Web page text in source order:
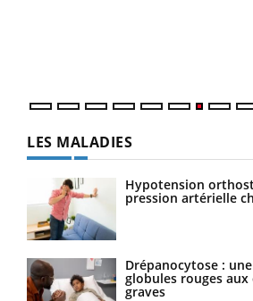
LES MALADIES
Hypotension
pression artérielle
Drépanocytose :
globules rouges aux
graves